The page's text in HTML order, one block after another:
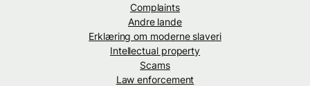
Complaints
Andre lande
Erklæring om moderne slaveri
Intellectual property
Scams
Law enforcement